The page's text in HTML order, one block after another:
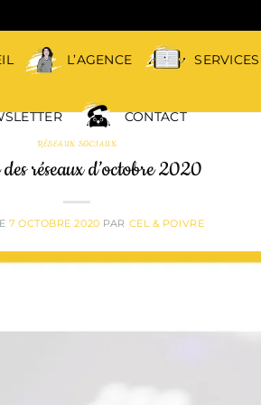
L’AGENCE SERVICES
CONTACT
RÉSEAUX SOCIAUX
réseaux d’octobre 2020
7 OCTOBRE 2020 PAR CEL & POIVRE